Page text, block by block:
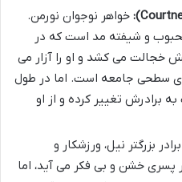
خواهر نوجوان نورمن.
و شیفته مد است که در
خجالت می کشد و او را آزار می
سطحی جامعه است. اما در طول
برادرش تغییر کرده و از او
برادر بزرگتر نیل، ورزشکار و
پسری خشن و بی فکر می آید، اما